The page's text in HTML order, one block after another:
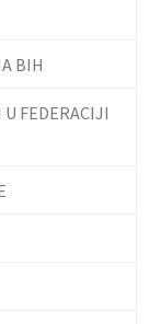
BIH
FEDERACIJI